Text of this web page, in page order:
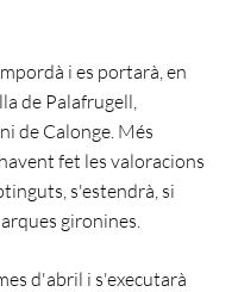
i es portarà, en
de Palafrugell,
de Calonge. Més
fet les valoracions
s'estendrà, si
gironines.
d'abril i s'executarà